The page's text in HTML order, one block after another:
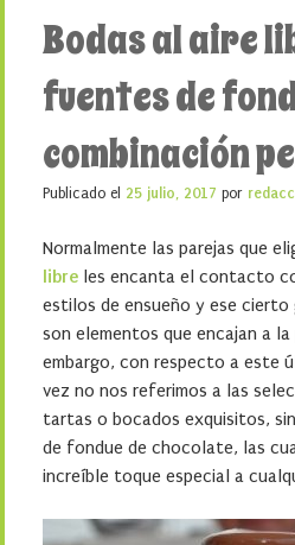
Bodas al aire
fuentes de
combinación
Publicado el 25 julio, 2017 por
Normalmente las parejas que
libre les encanta el contacto
estilos de ensueño y ese
son elementos que encajan a
embargo, con respecto a este
vez no nos referimos a las
tartas o bocados exquisitos,
de fondue de chocolate, las
increíble toque especial a